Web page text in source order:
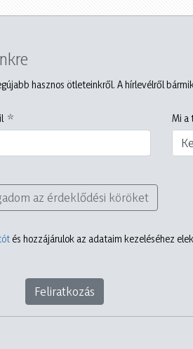
hasznos ötleteinkről. A hírlevélről
Mi a
az érdeklődési köröket
és hozzájárulok az adataim kezeléséhez
Feliratkozás